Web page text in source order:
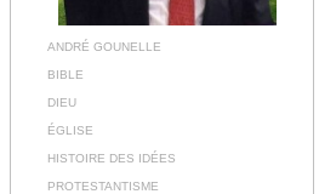
ANDRÉ GOUNELLE
BIBLE
DIEU
ÉGLISE
HISTOIRE DES IDÉES
PROTESTANTISME